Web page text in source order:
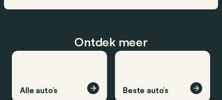
Ontdek meer
Alle auto’s Beste auto’s